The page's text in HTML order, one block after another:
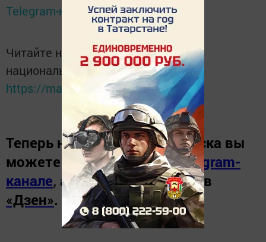
Telegram-каналеТатмедиа
Читайте новости Татарстана в
национальном мессенджере MАХ:
https://max.ru/tatmedia
Теперь новости Зеленодольска вы
можете узнать в нашемTelegram-
канале, а также читайте нас в
«Дзен».